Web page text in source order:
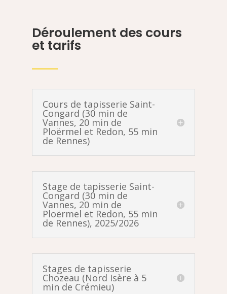
Déroulement des cours
et tarifs
Cours de tapisserie Saint-
Congard (30 min de
Vannes, 20 min de
Ploërmel et Redon, 55 min
de Rennes)
Stage de tapisserie Saint-
Congard (30 min de
Vannes, 20 min de
Ploërmel et Redon, 55 min
de Rennes), 2025/2026
Stages de tapisserie
Chozeau (Nord Isère à 5
min de Crémieu)